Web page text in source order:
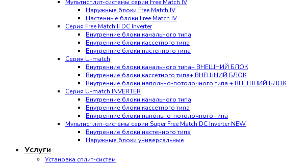
Мультисплит-системы cерии Free Match IV
Наружные блоки Free Match IV
Настенные блоки Free Match IV
Серия Free Match II DC Inverter
Внутренние блоки канального типа
Внутренние блоки кассетного типа
Внутренние блоки настенного типа
Серия U-match
Внутренние блоки канального типа+ ВНЕШНИЙ БЛОК
Внутренние блоки кассетного типа+ ВНЕШНИЙ БЛОК
Внутренние блоки напольно-потолочного типа + ВНЕШНИЙ БЛОК
Серия U-match INVERTER
Внутренние блоки канального типа
Внутренние блоки кассетного типа
Внутренние блоки напольно-потолочного типа
Мультисплит-системы серии Super Free Match DC Inverter NEW
Внутренние блоки настенного типа
Наружные блоки универсальные
Услуги
Установка сплит-систем